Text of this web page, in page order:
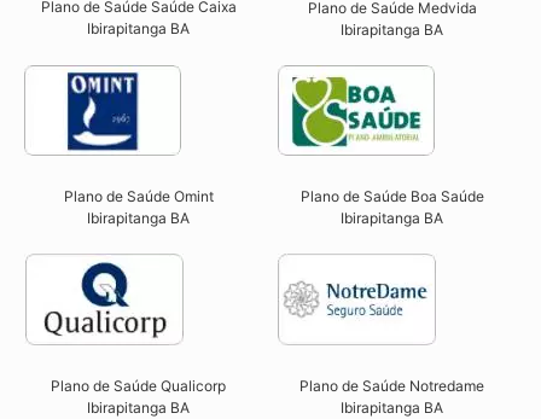
Plano de Saúde Saúde Caixa
Ibirapitanga BA​
Plano de Saúde Medvida
Ibirapitanga BA
Plano de Saúde Omint
Ibirapitanga BA​
Plano de Saúde Boa Saúde
Ibirapitanga BA​
Plano de Saúde Qualicorp
Ibirapitanga BA​
Plano de Saúde Notredame
Ibirapitanga BA​